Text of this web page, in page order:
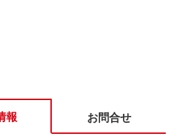
報 お問合せ